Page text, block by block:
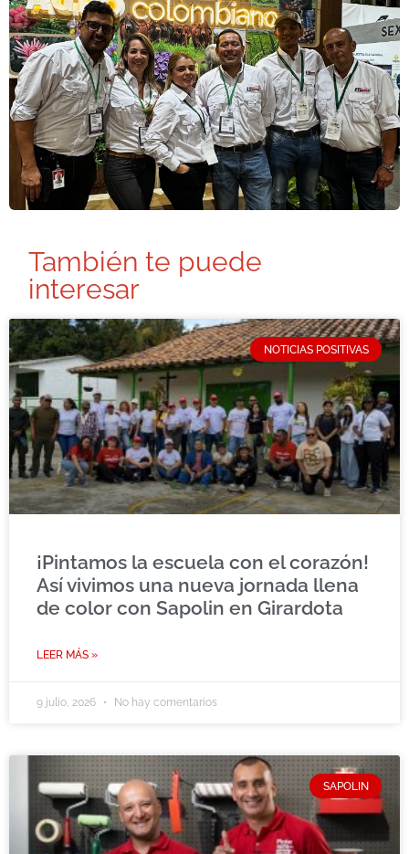
También te puede
interesar
NOTICIAS POSITIVAS
¡Pintamos la escuela con el corazón!
Así vivimos una nueva jornada llena
de color con Sapolin en Girardota
LEER MÁS »
9 julio, 2026 No hay comentarios
SAPOLIN